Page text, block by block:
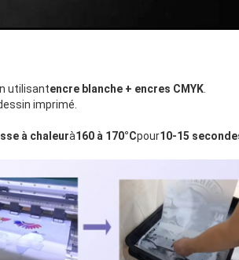
utilisantencre blanche + encres CMYK.
imprimé.
à chaleurà160 à 170°Cpour10-15